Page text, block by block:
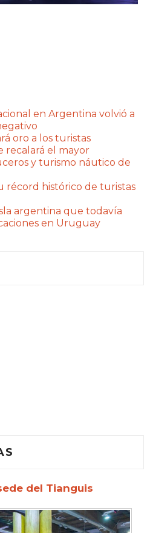
en Argentina volvió a
oro a los turistas
recalará el mayor
y turismo náutico de
récord histórico de turistas
argentina que todavía
en Uruguay
del Tianguis